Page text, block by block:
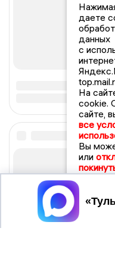
даете
данных
с
На
cookie.
сайте,
все
Вы
или